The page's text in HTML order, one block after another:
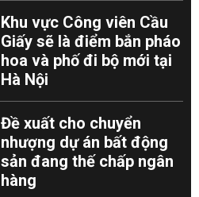
Khu vực Công viên Cầu
Giấy sẽ là điểm bắn pháo
hoa và phố đi bộ mới tại
Hà Nội
Đề xuất cho chuyển
nhượng dự án bất động
sản đang thế chấp ngân
hàng